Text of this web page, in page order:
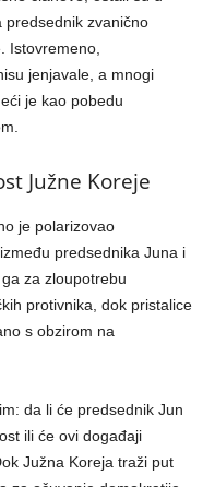
predsednik zvanično
Istovremeno,
jenjavale, a mnogi
je kao pobedu
Južne Koreje
je polarizovao
predsednika Juna i
za zloupotrebu
protivnika, dok pristalice
s obzirom na
da li će predsednik Jun
ili će ovi događaji
Južna Koreja traži put